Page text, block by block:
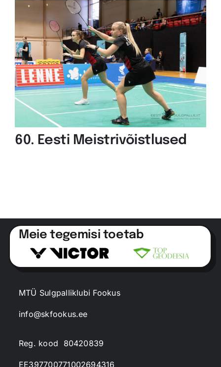
60. Eesti Meistrivõistlused
Meie tegemisi toetab
MTÜ Sulgpalliklubi Fookus
info@skfookus.ee
Reg. kood 80420839
EE397700771002694316